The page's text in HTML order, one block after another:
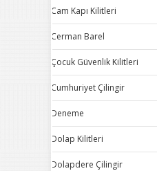
Cam Kapı Kilitleri
Cerman Barel
Çocuk Güvenlik Kilitleri
Cumhuriyet Çilingir
Deneme
Dolap Kilitleri
Dolapdere Çilingir